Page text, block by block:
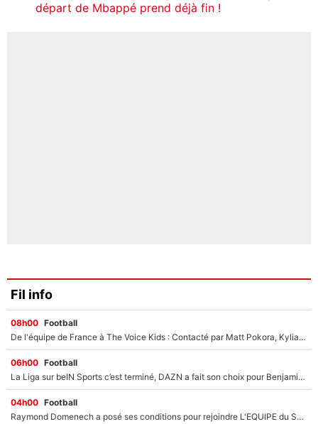
départ de Mbappé prend déjà fin !
Fil info
08h00 Football
De l'équipe de France à The Voice Kids : Contacté par Matt Pokora, Kylian Mbappé a accepté de jouer un rôle inédit sur TF1 !
06h00 Football
La Liga sur beIN Sports c’est terminé, DAZN a fait son choix pour Benjamin Da Silva et Omar Da Fonseca !
04h00 Football
Raymond Domenech a posé ses conditions pour rejoindre L'EQUIPE du Soir : Il refuse de faire l'émission avec un autre chroniqueur !